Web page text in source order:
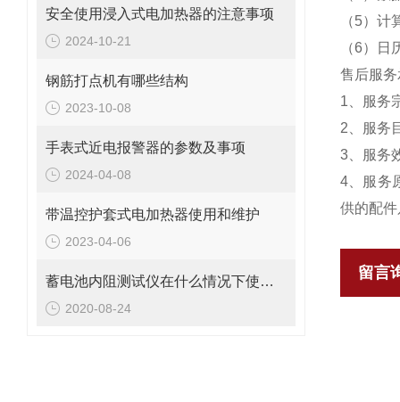
安全使用浸入式电加热器的注意事项
2024-10-21
钢筋打点机有哪些结构
2023-10-08
手表式近电报警器的参数及事项
2024-04-08
带温控护套式电加热器使用和维护
2023-04-06
蓄电池内阻测试仪在什么情况下使用？
2020-08-24
（5）
（6）
售后服
1、服务
2、服务
3、服务
4、服务
供的配
留言